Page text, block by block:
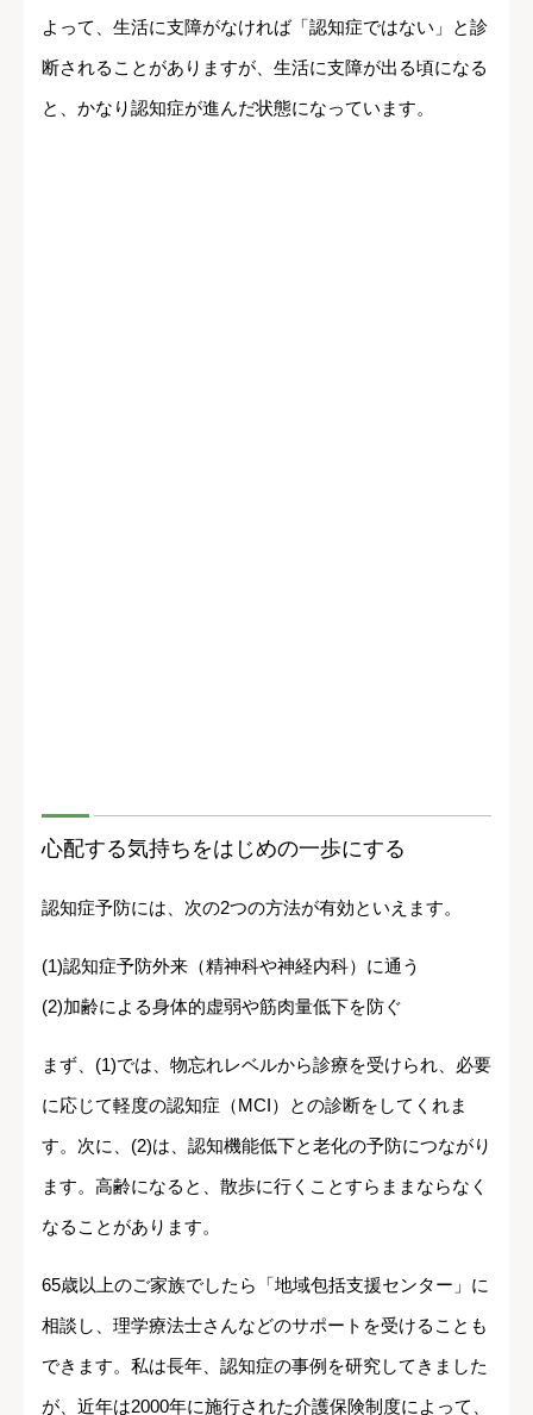
よって、生活に支障がなければ「認知症ではない」と診
断されることがありますが、生活に支障が出る頃になる
と、かなり認知症が進んだ状態になっています。
心配する気持ちをはじめの一歩にする
認知症予防には、次の2つの方法が有効といえます。
(1)認知症予防外来（精神科や神経内科）に通う
(2)加齢による身体的虚弱や筋肉量低下を防ぐ
まず、(1)では、物忘れレベルから診療を受けられ、必要
に応じて軽度の認知症（MCI）との診断をしてくれま
す。次に、(2)は、認知機能低下と老化の予防につながり
ます。高齢になると、散歩に行くことすらままならなく
なることがあります。
65歳以上のご家族でしたら「地域包括支援センター」に
相談し、理学療法士さんなどのサポートを受けることも
できます。私は長年、認知症の事例を研究してきました
が、近年は2000年に施行された介護保険制度によって、